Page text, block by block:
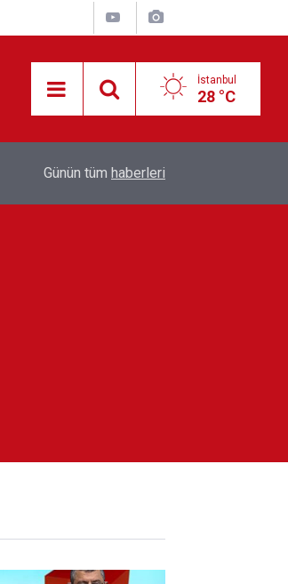
İstanbul
28 °C
kontrol edecek
Günün tüm haberleri